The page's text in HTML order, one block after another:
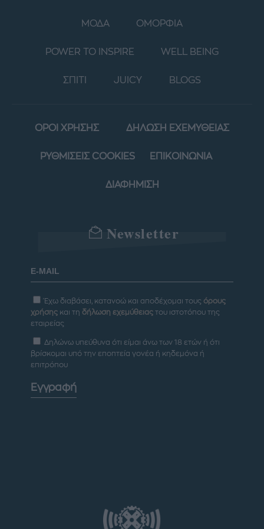
ΜΟΔΑ ΟΜΟΡΦΙΑ
POWER TO INSPIRE WELL BEING
ΣΠΙΤΙ JUICY BLOGS
ΟΡΟΙ ΧΡΗΣΗΣ ΔΗΛΩΣΗ ΕΧΕΜΥΘΕΙΑΣ
ΡΥΘΜΙΣΕΙΣ COOKIES ΕΠΙΚΟΙΝΩΝΙΑ
ΔΙΑΦΗΜΙΣΗ
Newsletter
Έχω διαβάσει, κατανοώ και αποδέχομαι τους όρους
χρήσης και τη δήλωση εχεμύθειας του ιστοτόπου της
εταιρείας
Δηλώνω υπεύθυνα ότι είμαι άνω των 18 ετών ή ότι
βρίσκομαι υπό την εποπτεία γονέα ή κηδεμόνα ή
επιτρόπου
Εγγραφή